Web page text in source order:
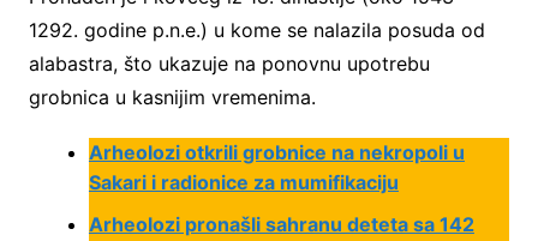
1292. godine p.n.e.) u kome se nalazila posuda od
alabastra, što ukazuje na ponovnu upotrebu
grobnica u kasnijim vremenima.
Arheolozi otkrili grobnice na nekropoli u
Sakari i radionice za mumifikaciju
Arheolozi pronašli sahranu deteta sa 142